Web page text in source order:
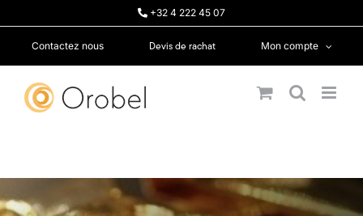
+32 4 222 45 07
Contactez nous Devis de rachat Mon compte